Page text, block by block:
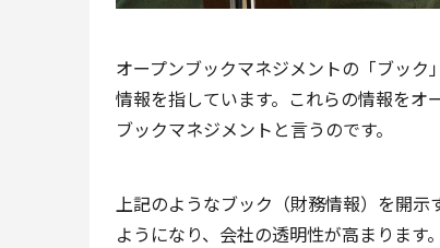
オープンブックマネジメントの「ブッ
情報を指しています。これらの情報をオ
ブックマネジメントと言うのです。
上記のようなブック（財務情報）を開
ようになり、会社の透明性が高まります。